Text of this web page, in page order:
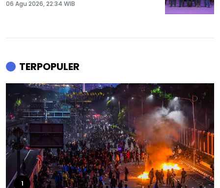
06 Agu 2026, 22:34 WIB
TERPOPULER
1